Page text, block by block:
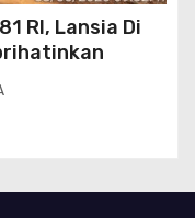
RI, Lansia Di